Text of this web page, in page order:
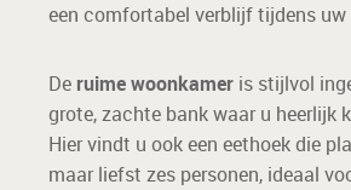
een comfortabel verblijf tijdens uw
De ruime woonkamer is stijlvol
grote, zachte bank waar u heerlijk
Hier vindt u ook een eethoek die
maar liefst zes personen, ideaal